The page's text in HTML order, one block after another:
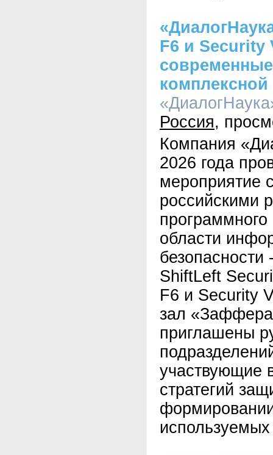
F6 и Security
Россия
Компания
2026 года
мероприятие
российскими
области
ShiftLeft
F6 и Security
зал
приглашены
участвующие
стратегий